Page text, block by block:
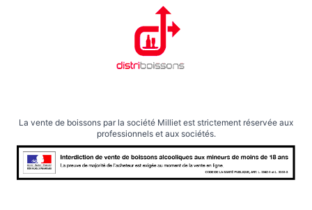
La vente de boissons par la société Milliet est strictement réservée aux
professionnels et aux sociétés.